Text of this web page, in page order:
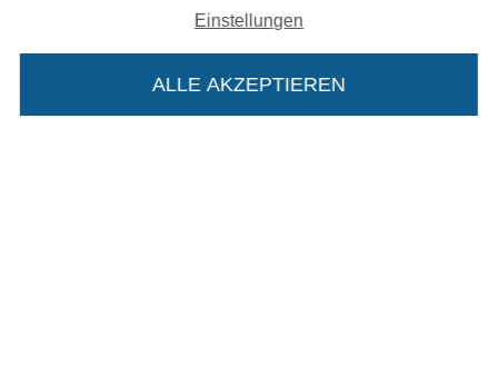
In deinen Warenkorb
Einstellungen
ALLE AKZEPTIEREN